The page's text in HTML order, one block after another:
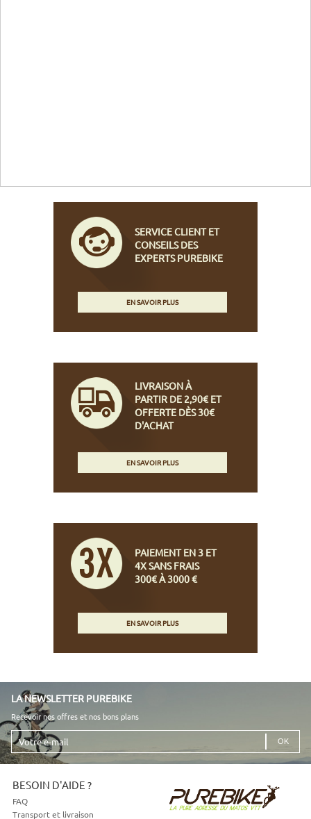
SERVICE CLIENT ET
CONSEILS DES
EXPERTS PUREBIKE
EN SAVOIR PLUS
LIVRAISON À
PARTIR DE 2,90€ ET
OFFERTE DÈS 30€
D'ACHAT
EN SAVOIR PLUS
PAIEMENT EN 3 ET
4X SANS FRAIS
300€ À 3000 €
EN SAVOIR PLUS
LA NEWSLETTER PUREBIKE
Recevoir nos offres et nos bons plans
Votre
e-
mail
BESOIN D'AIDE ?
FAQ
Transport et livraison